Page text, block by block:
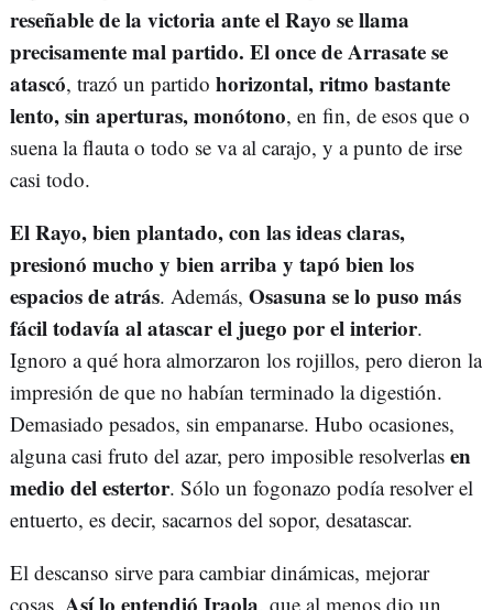
reseñable de la victoria ante el Rayo se llama
precisamente mal partido. El once de Arrasate se
atascó, trazó un partido horizontal, ritmo bastante
lento, sin aperturas, monótono, en fin, de esos que o
suena la flauta o todo se va al carajo, y a punto de irse
casi todo.
El Rayo, bien plantado, con las ideas claras,
presionó mucho y bien arriba y tapó bien los
espacios de atrás. Además, Osasuna se lo puso más
fácil todavía al atascar el juego por el interior.
Ignoro a qué hora almorzaron los rojillos, pero dieron la
impresión de que no habían terminado la digestión.
Demasiado pesados, sin empanarse. Hubo ocasiones,
alguna casi fruto del azar, pero imposible resolverlas en
medio del estertor. Sólo un fogonazo podía resolver el
entuerto, es decir, sacarnos del sopor, desatascar.
El descanso sirve para cambiar dinámicas, mejorar
cosas.
, que al menos dio un